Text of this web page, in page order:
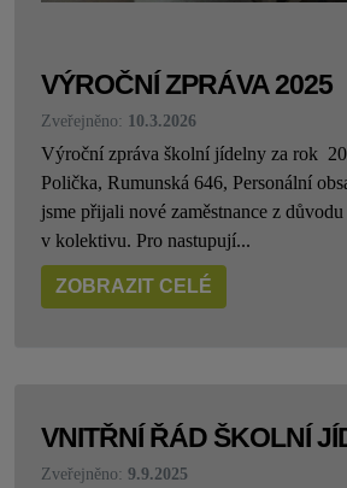
VÝROČNÍ ZPRÁVA 2025
Zveřejněno: 10.3.2026
Výroční zpráva školní jídelny za rok
Polička, Rumunská 646, Personální
jsme přijali nové zaměstnance z
v kolektivu. Pro nastupují...
ZOBRAZIT CELÉ
VNITŘNÍ ŘÁD ŠKOLNÍ
Zveřejněno: 9.9.2025